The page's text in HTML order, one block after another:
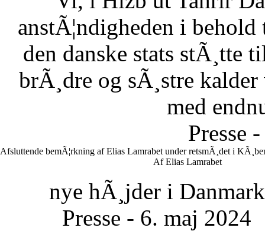
anstÃ¦ndigheden i
den danske stats stÃ¸tte
brÃ¸dre og sÃ¸stre
med
Presse
Afsluttende bemÃ¦rkning af Elias Lamrabet under retsmÃ¸det i
Af Elias Lamrabet
nye hÃ¸jder i Danmark
Presse - 6. maj 2024